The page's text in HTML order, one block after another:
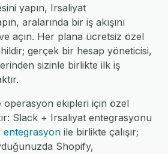
yapın, Irsaliyat
aralarında bir iş akışını
açın. Her plana ücretsiz özel
gerçek bir hesap yöneticisi,
sizinle birlikte ilk iş
operasyon ekipleri için özel
Slack + Irsaliyat entegrasyonu
entegrasyon ile birlikte çalışır;
Shopify,